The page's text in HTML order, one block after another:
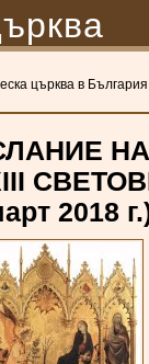
църква в България
2018